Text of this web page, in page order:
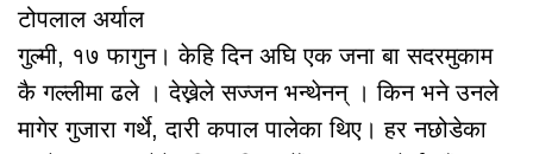
टोपलाल अर्याल
गुल्मी, १७ फागुन। केहि दिन अघि एक जना बा सदरमुकाम
कै गल्लीमा ढले । देख्नेले सज्जन भन्थेनन् । किन भने उनले
मागेर गुजारा गर्थे, दारी कपाल पालेका थिए। हर नछोडेका